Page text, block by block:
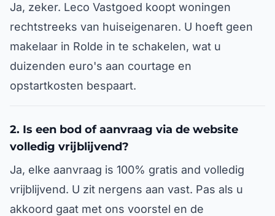
Ja, zeker. Leco Vastgoed koopt woningen
rechtstreeks van huiseigenaren. U hoeft geen
makelaar in Rolde in te schakelen, wat u
duizenden euro's aan courtage en
opstartkosten bespaart.
2. Is een bod of aanvraag via de website
volledig vrijblijvend?
Ja, elke aanvraag is 100% gratis and volledig
vrijblijvend. U zit nergens aan vast. Pas als u
akkoord gaat met ons voorstel en de